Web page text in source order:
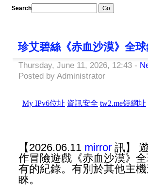
Search
珍艾碧絲《赤血沙漠》全
Thursday, June 11, 2026, 12:43 -
Posted by Administrator
【2026.06.11 mirror 訊】
作冒險遊戲《赤血沙漠》
有的紀錄。有別於其他主
睞。